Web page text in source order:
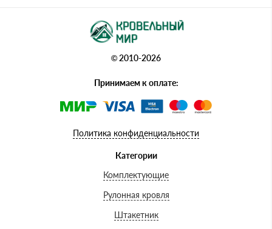
© 2010-2026
Принимаем к оплате:
Политика конфиденциальности
Категории
Комплектующие
Рулонная кровля
Штакетник